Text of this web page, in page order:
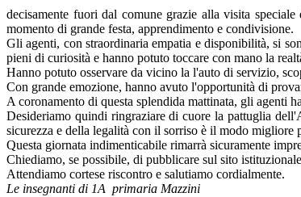
decisamente fuori dal comune grazie alla visita
momento di grande festa, apprendimento e condivisione.
Gli agenti, con straordinaria empatia e disponibilità, si
pieni di curiosità e hanno potuto toccare con mano la
Hanno potuto osservare da vicino la l'auto di servizio,
Con grande emozione, hanno avuto l'opportunità di
A coronamento di questa splendida mattinata, gli agenti
Desideriamo quindi ringraziare di cuore la pattuglia
sicurezza e della legalità con il sorriso è il modo
Questa giornata indimenticabile rimarrà sicuramente
Chiediamo, se possibile, di pubblicare sul sito
Attendiamo cortese riscontro e salutiamo cordialmente.
Le insegnanti di 1A primaria Mazzini